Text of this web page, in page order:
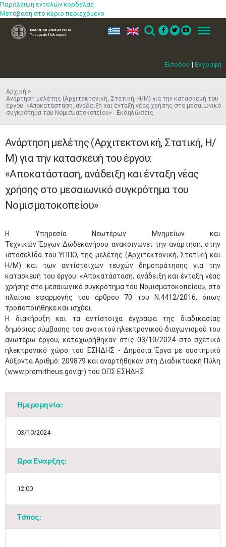
Παράλειψη εντολών κορδέλας
Μετάβαση στο κύριο περιεχόμενο
Είσοδος | Εγγραφή
ελ en Search Menu
Αρχική
Ανάρτηση μελέτης (Αρχιτεκτονική, Στατική, Η/Μ) για την κατασκευή του
έργου: «Αποκατάσταση, ανάδειξη και ένταξη νέας χρήσης στο μεσαιωνικό
συγκρότημα του Νομισματοκοπείου» Εκδηλώσεις
Ανάρτηση μελέτης (Αρχιτεκτονική, Στατική, Η/
Μ) για την κατασκευή του έργου:
«Αποκατάσταση, ανάδειξη και ένταξη νέας
χρήσης στο μεσαιωνικό συγκρότημα του
Νομισματοκοπείου»
Η Υπηρεσία Νεωτέρων Μνημείων και
Τεχνικών Έργων Δωδεκανήσου ανακοινώνει την ανάρτηση, στην
ιστοσελίδα του ΥΠΠΟ, της μελέτης (Αρχιτεκτονική, Στατική και
Η/Μ) και των αντίστοιχων τευχών δημοπράτησης για την
κατασκευή του έργου: «Αποκατάσταση, ανάδειξη και ένταξη νέας
χρήσης στο μεσαιωνικό συγκρότημα του Νομισματοκοπείου», στο
πλαίσιο εφαρμογής του άρθρου 70 του Ν.4412/2016, όπως
τροποποιήθηκε και ισχύει.
Η διακήρυξη και τα αντίστοιχα έγγραφα της διαδικασίας
δημόσιας σύμβασης του ανοικτού ηλεκτρονικού διαγωνισμού του
ανωτέρω έργου, καταχωρήθηκαν στις 03/10/2024 στο σχετικό
ηλεκτρονικό χώρο του ΕΣΗΔΗΣ - Δημόσια Έργα με συστημικό
Αύξοντα Αριθμό: 209879 και αναρτήθηκαν στη Διαδικτυακή Πύλη
(www.promitheus.gov.gr) του ΟΠΣ ΕΣΗΔΗΣ.
Ημερομηνία:
03/10/2024 -
Ώρα Έναρξης:
12:00
Τόπος: